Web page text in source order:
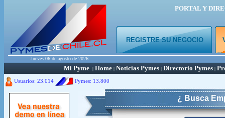
PORTAL Y
REGISTRE SU NEGOCIO
Jueves 06 de agosto de 2026
Mi Pyme | Home | Noticias Pymes | Directorio Pymes |
Usuarios: 23.014 Pymes: 13.800
¿ Busca